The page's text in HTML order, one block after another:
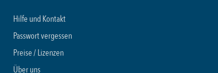
Hilfe und Kontakt
Passwort vergessen
Preise / Lizenzen
Über uns